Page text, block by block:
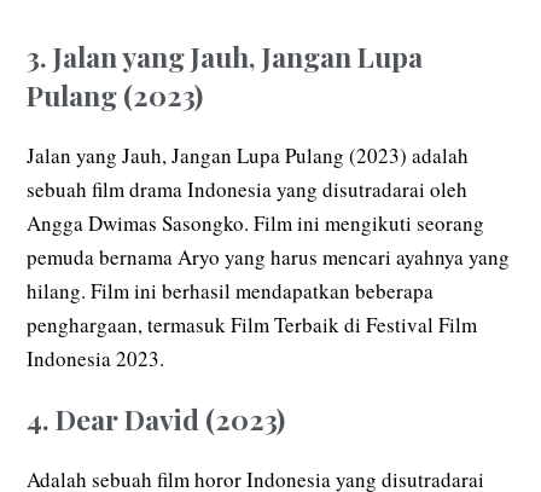
3. Jalan yang Jauh, Jangan Lupa
Pulang (2023)
Jalan yang Jauh, Jangan Lupa Pulang (2023) adalah
sebuah film drama Indonesia yang disutradarai oleh
Angga Dwimas Sasongko. Film ini mengikuti seorang
pemuda bernama Aryo yang harus mencari ayahnya yang
hilang. Film ini berhasil mendapatkan beberapa
penghargaan, termasuk Film Terbaik di Festival Film
Indonesia 2023.
4. Dear David (2023)
Adalah sebuah film horor Indonesia yang disutradarai